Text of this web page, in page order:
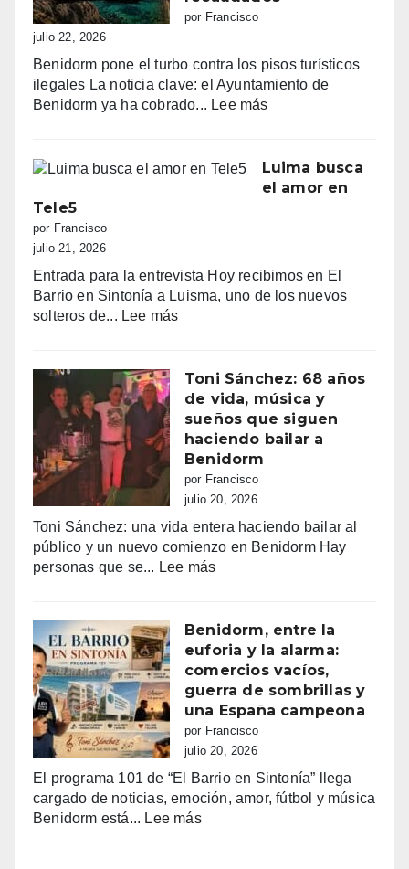
quejas
vecinales
con
zonas
por Francisco
julio 22, 2026
Benidorm pone el turbo contra los pisos turísticos
ilegales La noticia clave: el Ayuntamiento de
Benidorm ya ha cobrado... Lee más:
la
guerra
ilegales:
primeras
de
100.000
euros
recaudados”
Luima busca
el amor en
Tele5
por Francisco
julio 21, 2026
Entrada para la entrevista Hoy recibimos en El
Barrio en Sintonía a Luisma, uno de los nuevos
solteros de... Lee más:
el
amor
en
Tele5
Toni Sánchez: 68 años
de vida, música y
sueños que siguen
haciendo bailar a
Benidorm
por Francisco
julio 20, 2026
Toni Sánchez: una vida entera haciendo bailar al
público y un nuevo comienzo en Benidorm Hay
personas que se... Lee más:
68
años
de
vida,
música
y
sueños
siguen
haciendo
Benidorm, entre la
euforia y la alarma:
comercios vacíos,
guerra de sombrillas y
una España campeona
por Francisco
julio 20, 2026
El programa 101 de “El Barrio en Sintonía” llega
cargado de noticias, emoción, amor, fútbol y música
Benidorm está... Lee más: